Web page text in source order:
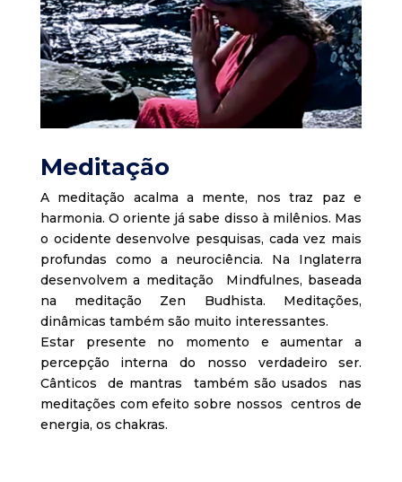
Meditação
A meditação acalma a mente, nos traz paz e
harmonia. O oriente já sabe disso à milênios. Mas
o ocidente desenvolve pesquisas, cada vez mais
profundas como a neurociência. Na Inglaterra
desenvolvem a meditação Mindfulnes, baseada
na meditação Zen Budhista. Meditações,
dinâmicas também são muito interessantes.
Estar presente no momento e aumentar a
percepção interna do nosso verdadeiro ser.
Cânticos de mantras também são usados nas
meditações com efeito sobre nossos centros de
energia, os chakras.